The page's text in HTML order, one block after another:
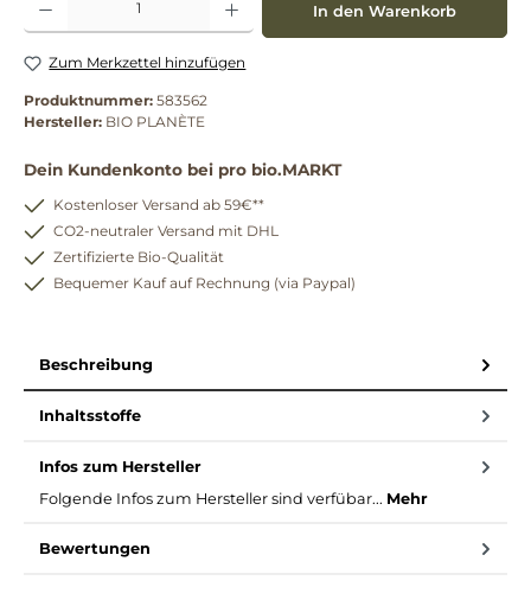
In den Warenkorb
Zum Merkzettel hinzufügen
Produktnummer: 583562
Hersteller: BIO PLANÈTE
Dein Kundenkonto bei pro bio.MARKT
Kostenloser Versand ab 59€**
CO2-neutraler Versand mit DHL
Zertifizierte Bio-Qualität
Bequemer Kauf auf Rechnung (via Paypal)
Beschreibung
Inhaltsstoffe
Infos zum Hersteller
Folgende Infos zum Hersteller sind verfübar... Mehr
Bewertungen